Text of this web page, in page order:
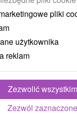
Horehronie,
Slovenské
chcesz polecić
pliki
użytkownika
reklam
Zezwól zaznaczone
Zezwolić wszystkim